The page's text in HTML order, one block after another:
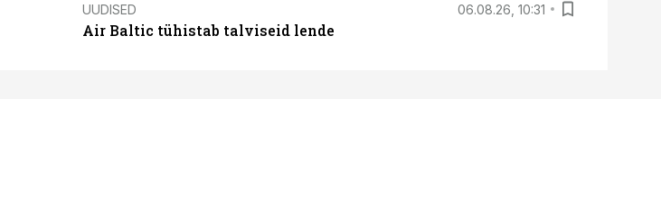
UUDISED 06.08.26, 10:31
Air Baltic tühistab talviseid lende